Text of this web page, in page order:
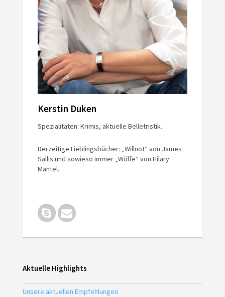
Kerstin Duken
Spezialitäten: Krimis, aktuelle Belletristik.
Derzeitige Lieblingsbücher: „Willnot“ von James
Sallis und sowieso immer „Wölfe“ von Hilary
Mantel.
Aktuelle Highlights
Unsere aktuellen Empfehlungen